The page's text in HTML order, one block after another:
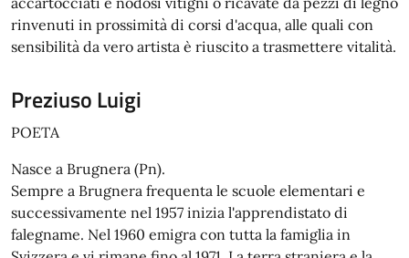
rinvenuti in prossimità di corsi d'acqua, alle quali con
sensibilità da vero artista è riuscito a trasmettere vitalità.
Preziuso Luigi
POETA
Nasce a Brugnera (Pn).
Sempre a Brugnera frequenta le scuole elementari e
successivamente nel 1957 inizia l'apprendistato di
falegname. Nel 1960 emigra con tutta la famiglia in